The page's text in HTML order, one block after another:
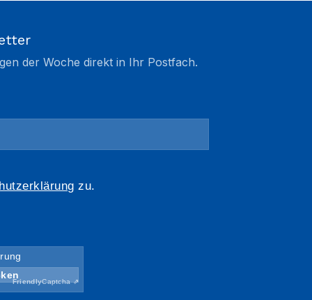
der Woche direkt in Ihr Postfach.